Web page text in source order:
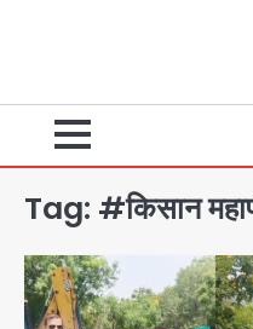
Tag: #किसान
2
अब पहला